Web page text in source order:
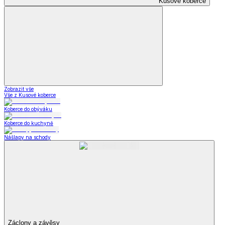
Zobrazit vše
Vše z Kusové koberce
Koberce do obýváku
Koberce do kuchyně
Nášlapy na schody
Záclony a závěsy